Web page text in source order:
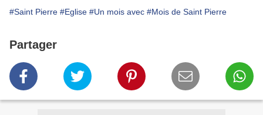
#Saint Pierre #Eglise #Un mois avec #Mois de Saint Pierre
Partager